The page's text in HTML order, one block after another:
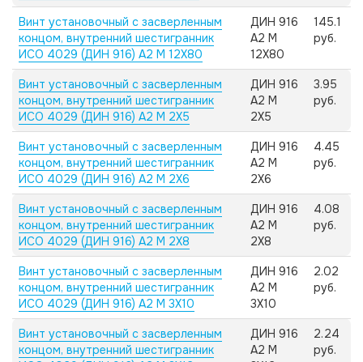
Винт установочный с засверленным
концом, внутренний шестигранник
ИСО 4029 (ДИН 916) А2 M 12X80
ДИН 916
А2 M
12X80
145.1
руб.
Винт установочный с засверленным
концом, внутренний шестигранник
ИСО 4029 (ДИН 916) А2 M 2X5
ДИН 916
А2 M
2X5
3.95
руб.
Винт установочный с засверленным
концом, внутренний шестигранник
ИСО 4029 (ДИН 916) А2 M 2X6
ДИН 916
А2 M
2X6
4.45
руб.
Винт установочный с засверленным
концом, внутренний шестигранник
ИСО 4029 (ДИН 916) А2 M 2X8
ДИН 916
А2 M
2X8
4.08
руб.
Винт установочный с засверленным
концом, внутренний шестигранник
ИСО 4029 (ДИН 916) А2 M 3X10
ДИН 916
А2 M
3X10
2.02
руб.
Винт установочный с засверленным
концом, внутренний шестигранник
ДИН 916
А2 M
2.24
руб.